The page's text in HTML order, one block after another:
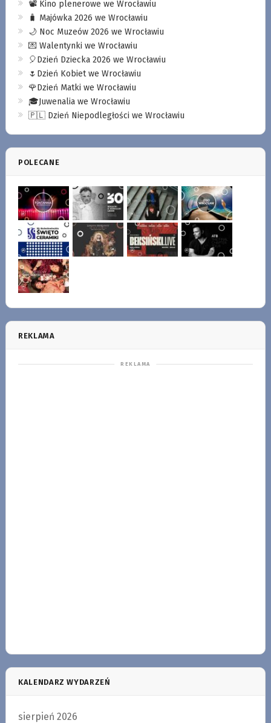
📽️ Kino plenerowe we Wrocławiu
🧳 Majówka 2026 we Wrocławiu
🌙 Noc Muzeów 2026 we Wrocławiu
💌 Walentynki we Wrocławiu
🎈Dzień Dziecka 2026 we Wrocławiu
🌷Dzień Kobiet we Wrocławiu
🌹Dzień Matki we Wrocławiu
🎓Juwenalia we Wrocławiu
🇵🇱 Dzień Niepodległości we Wrocławiu
POLECANE
REKLAMA
KALENDARZ WYDARZEŃ
sierpień 2026